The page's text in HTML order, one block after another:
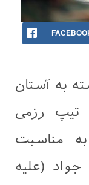
به آستان
تیپ رزمی
مناسبت
(علیه